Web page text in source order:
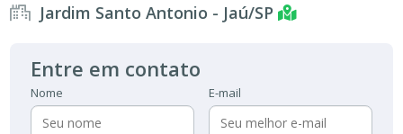
Jardim Santo Antonio - Jaú/SP
Entre em contato
Nome E-mail